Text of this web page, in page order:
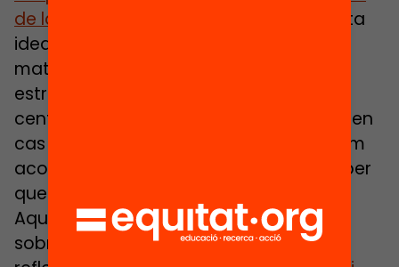
de la tecnologia
, aprofundint en aquesta
idea de treballar més enllà del marc
material, cap preguntar-se: quines
estratègies podem desplegar com a
centre per assegurar el vincle educatiu en
cas de nous confinaments? Com podem
acompanyar les famílies en aquest paper
que recau al domicili?
Aquests són alguns dels plantejaments
sobre els que ens agradaria que